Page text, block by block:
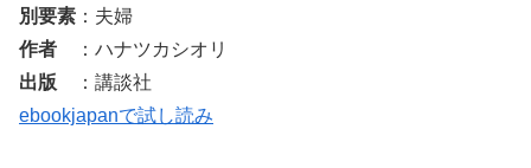
別要素 ：夫婦
作者
：ハナツカシオリ
出版
：講談社
ebookjapanで試し読み